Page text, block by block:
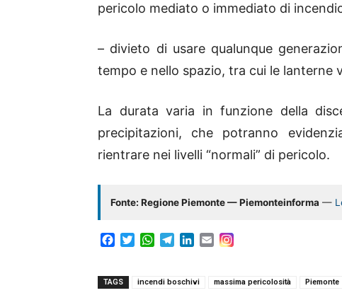
pericolo mediato o immediato di
– divieto di usare qualunque
tempo e nello spazio, tra cui le lanterne
La durata varia in funzione della
precipitazioni, che potranno
rientrare nei livelli “normali” di pericolo.
Fonte: Regione Piemonte — Piemonteinforma —
e
t
W
t
e
k
E
i
TAGS incendi boschivi massima pericolosità Piemonte